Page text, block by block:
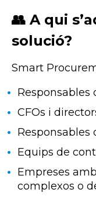
👥 A qui
solució?
Smart
CFOs i
Responsables
Equips de
Empreses
complexos o